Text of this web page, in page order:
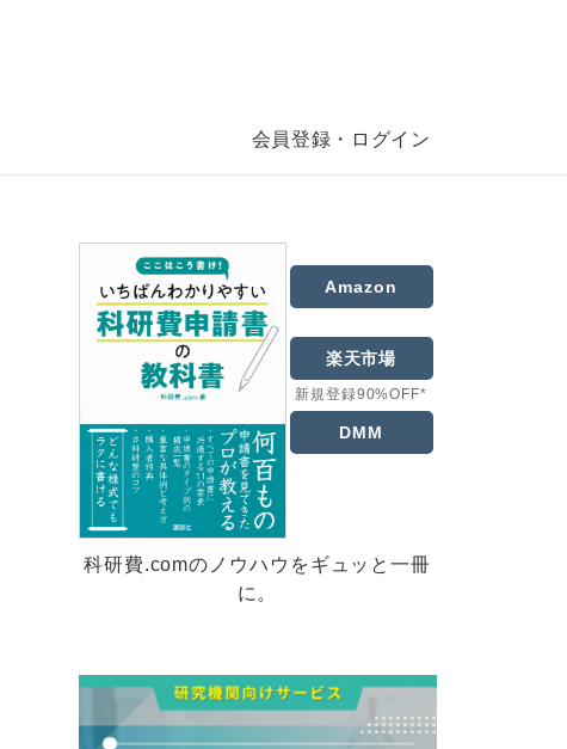
会員登録・ログイン
Amazon
楽天市場
新規登録90%OFF*
DMM
科研費.comのノウハウをギュッと一冊
に。